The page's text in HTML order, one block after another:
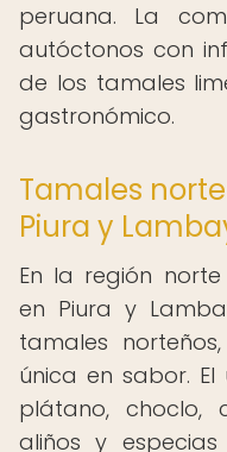
peruana. La
autóctonos con
de los tamales
gastronómico.
Tamales
Piura y
En la región
en Piura y
tamales
única en sabor.
plátano,
aliños y